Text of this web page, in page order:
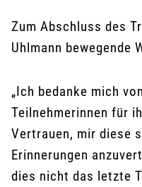
Zum Abschluss des
Uhlmann bewegende
„Ich bedanke mich
Teilnehmerinnen für
Vertrauen, mir diese
Erinnerungen
dies nicht das letzte